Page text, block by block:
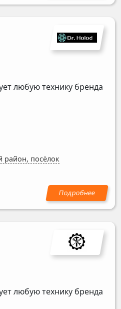
любую технику бренда
район, посёлок
любую технику бренда